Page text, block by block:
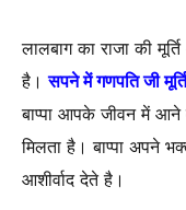
लालबाग का राजा की
है।सपने में गणपति जी
बाप्पा आपके जीवन में आने
मिलता है। बाप्पा अपने
आशीर्वाद देते है।